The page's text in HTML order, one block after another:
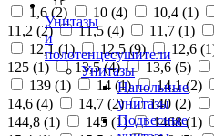
Унитазы
и
полотенцесушители
Унитазы
Напольные
унитазы
Подвесные
1,6 (2) 10 (4) 10,4 (1)
11,2 (2) 11,5 (4) 11,7 (1)
12,1 (1) 12,5 (9) 12,6 (1
125 (1) 13,5 (4) 13,6 (5)
139 (1) 14 (1) 14,1 (2)
14,6 (4) 14,7 (2) 140 (2)
144,8 (1) 145 (1) 1468 (1)